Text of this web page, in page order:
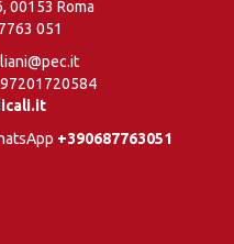
00153 Roma
051
97201720584
+390687763051